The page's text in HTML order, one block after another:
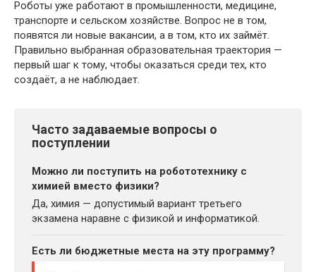
Роботы уже работают в промышленности, медицине,
транспорте и сельском хозяйстве. Вопрос не в том,
появятся ли новые вакансии, а в том, кто их займёт.
Правильно выбранная образовательная траектория —
первый шаг к тому, чтобы оказаться среди тех, кто
создаёт, а не наблюдает.
Часто задаваемые вопросы о
поступлении
Можно ли поступить на робототехнику с
химией вместо физики?
Да, химия — допустимый вариант третьего
экзамена наравне с физикой и информатикой.
Есть ли бюджетные места на эту программу?